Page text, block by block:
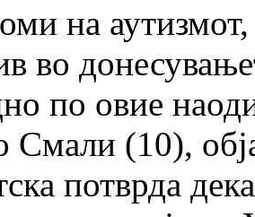
на
во
по овие
Смали (10),
потврда